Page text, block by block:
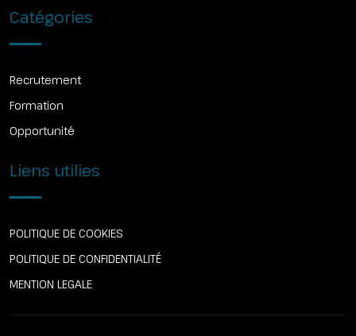
Catégories
Recrutement
Formation
Opportunité
Liens utilies
POLITIQUE DE COOKIES
POLITIQUE DE CONFIDENTIALITÉ
MENTION LEGALE